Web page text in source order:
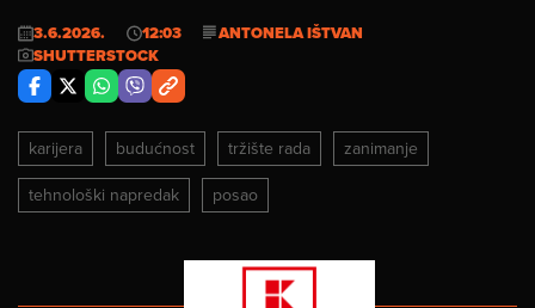
3.6.2026. 12:03
ANTONELA IŠTVAN
SHUTTERSTOCK
karijera budućnost tržište rada
zanimanje
tehnološki napredak
posao